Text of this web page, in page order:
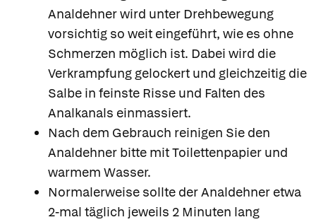
Analdehner wird unter Drehbewegung
vorsichtig so weit eingeführt, wie es ohne
Schmerzen möglich ist. Dabei wird die
Verkrampfung gelockert und gleichzeitig die
Salbe in feinste Risse und Falten des
Analkanals einmassiert.
Nach dem Gebrauch reinigen Sie den
Analdehner bitte mit Toilettenpapier und
warmem Wasser.
Normalerweise sollte der Analdehner etwa
2-mal täglich jeweils 2 Minuten lang